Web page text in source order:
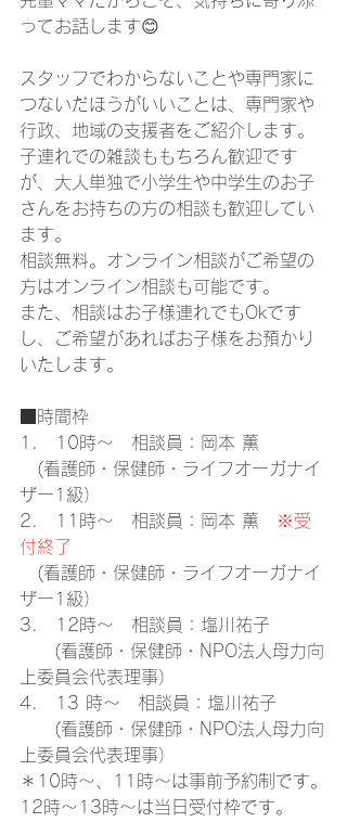
ってお話します😊
スタッフでわからないことや専門家に
つないだほうがいいことは、専門家や
行政、地域の支援者をご紹介します。
子連れでの雑談ももちろん歓迎です
が、大人単独で小学生や中学生のお子
さんをお持ちの方の相談も歓迎してい
ます。
相談無料。オンライン相談がご希望の
方はオンライン相談も可能です。
また、相談はお子様連れでもOkです
し、ご希望があればお子様をお預かり
いたします。
■時間枠
1.　10時～　相談員：岡本 薫
(看護師・保健師・ライフオーガナイ
ザー1級）
2.　11時～　相談員：岡本 薫
※受
付終了
(看護師・保健師・ライフオーガナイ
ザー1級）
3.　12時～　相談員：塩川祐子
(看護師・保健師・NPO法人母力向
上委員会代表理事）
4.　13 時～　相談員：塩川祐子
(看護師・保健師・NPO法人母力向
上委員会代表理事）
＊10時～、11時～は事前予約制です。
12時～13時～は当日受付枠です。